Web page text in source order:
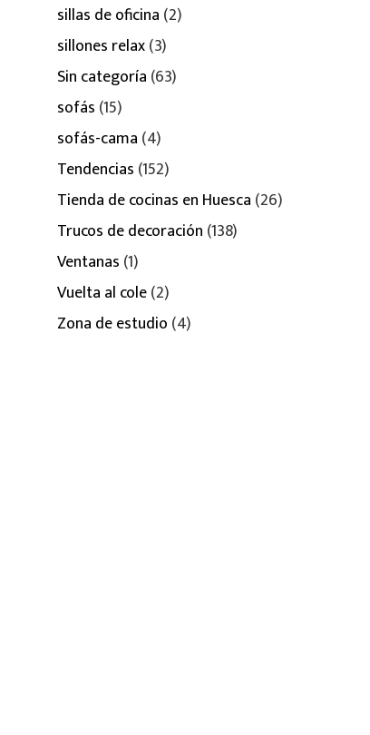
sillas de oficina (2)
sillones relax(3)
Sin categoría (63)
sofás (15)
sofás-cama (4)
Tendencias (152)
Tienda de cocinas en Huesca (26)
Trucos de decoración (138)
Ventanas (1)
Vuelta al cole(2)
Zona de estudio (4)